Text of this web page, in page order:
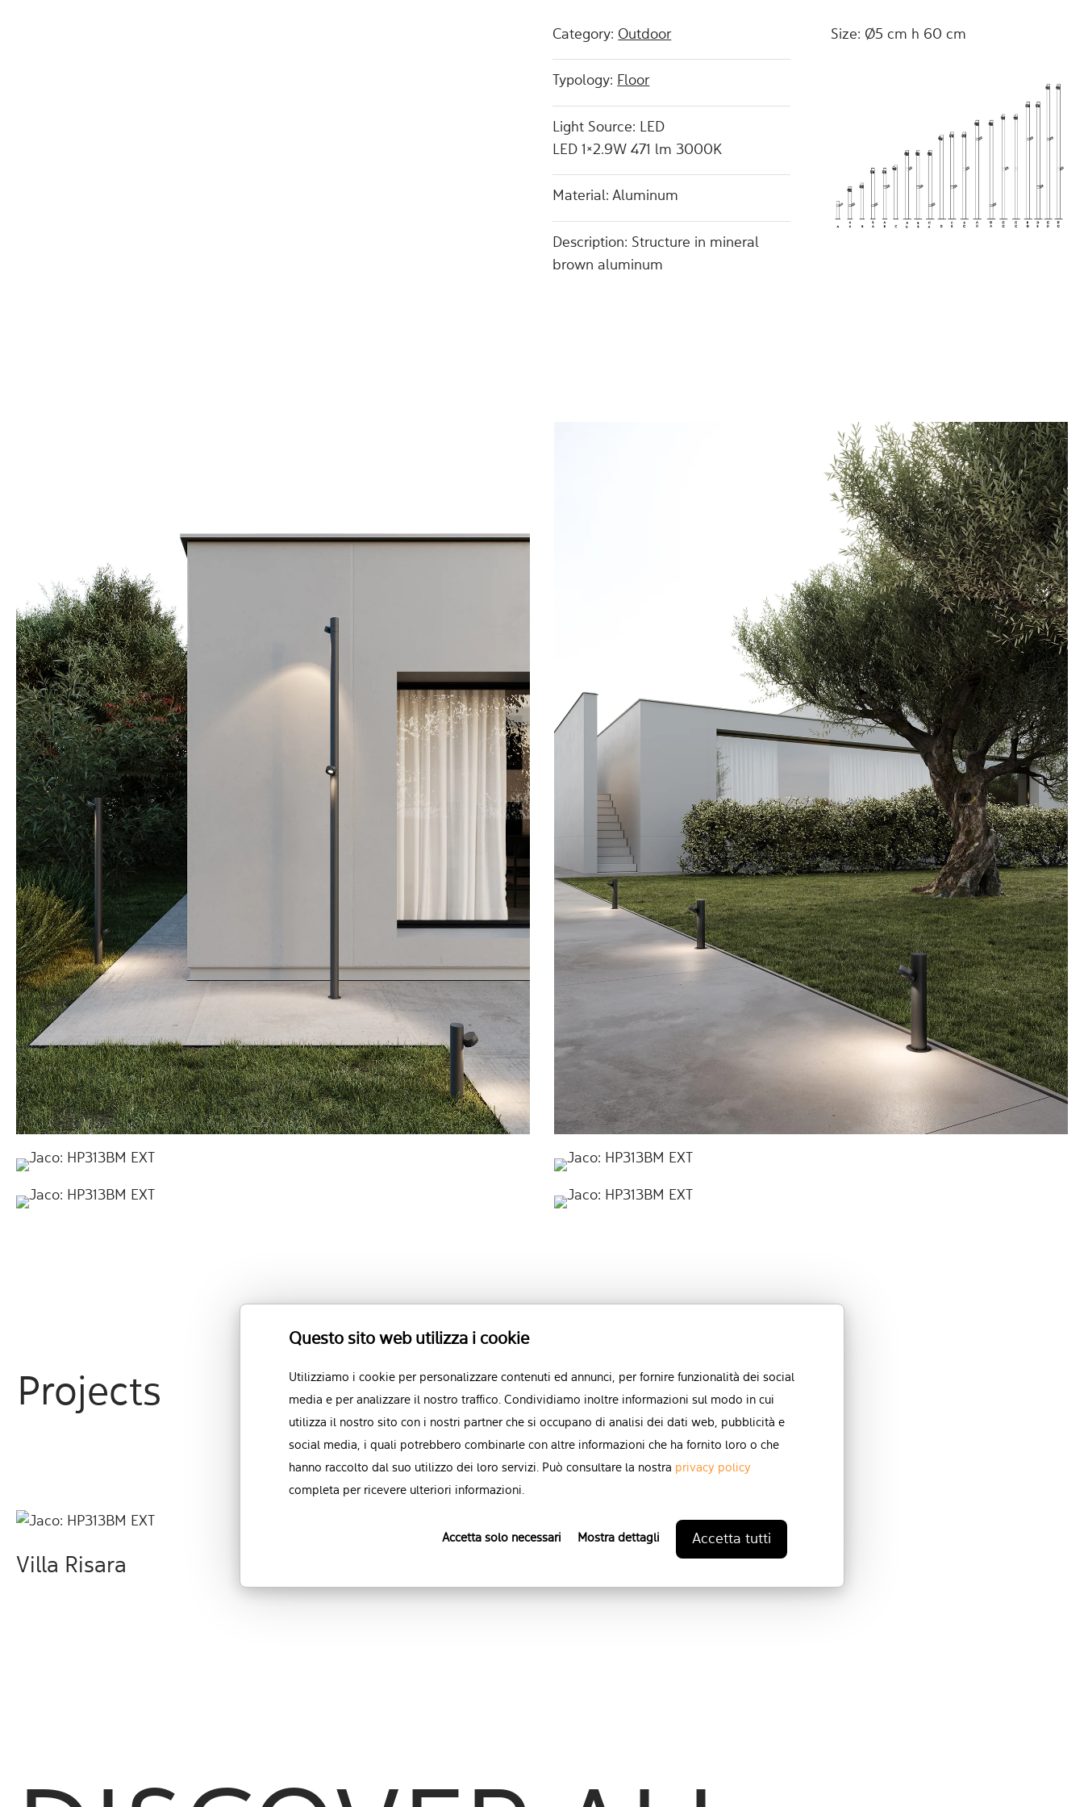
Questo sito web utilizza i cookie
Utilizziamo i cookie per personalizzare contenuti ed annunci, per fornire funzionalità dei social
media e per analizzare il nostro traffico. Condividiamo inoltre informazioni sul modo in cui
utilizza il nostro sito con i nostri partner che si occupano di analisi dei dati web, pubblicità e
social media, i quali potrebbero combinarle con altre informazioni che ha fornito loro o che
hanno raccolto dal suo utilizzo dei loro servizi. Può consultare la nostra privacy policy
completa per ricevere ulteriori informazioni.
Accetta solo necessari Mostra dettagli Accetta tutti
Category: Outdoor
Typology: Floor
Light Source: LED
LED 1×2.9W 471 lm 3000K
Material: Aluminum
Description: Structure in mineral
brown aluminum
Size: Ǿ5 cm h 60 cm
Projects
Villa Risara